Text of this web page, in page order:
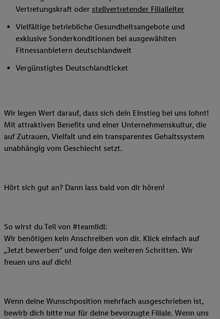
Vertretungskraft oder stellvertretender Filialleiter
Vielfältige betriebliche Gesundheitsangebote und
exklusive Sonderkonditionen bei ausgewählten
Fitnessanbietern deutschlandweit
Vergünstigtes Deutschlandticket
Wir legen Wert darauf, dass sich dein Einstieg bei uns lohnt!
Mit attraktiven Benefits und einer Unternehmenskultur, die
auf Zutrauen, Vielfalt und ein transparentes Gehaltssystem
unabhängig vom Geschlecht setzt.
Hört sich gut an? Dann lass bald von dir hören!
So wirst du Teil von #teamlidl:
Wir benötigen kein Anschreiben von dir. Klick einfach auf
„Jetzt bewerben“ und folge den weiteren Schritten. Wir
freuen uns auf dich!
Wenn deine Wunschposition mehrfach ausgeschrieben ist,
bewirb dich bitte nur für deine bevorzugte Filiale. Wenn uns